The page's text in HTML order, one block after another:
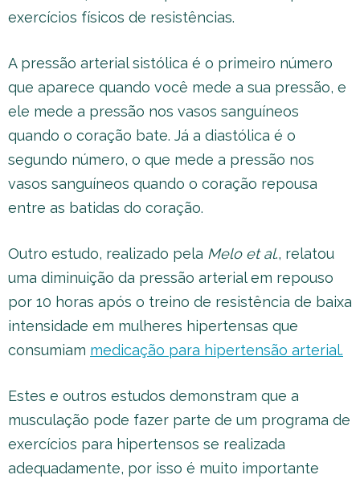
exercícios físicos de resistências.
A pressão arterial sistólica é o primeiro número
que aparece quando você mede a sua pressão, e
ele mede a pressão nos vasos sanguíneos
quando o coração bate. Já a diastólica é o
segundo número, o que mede a pressão nos
vasos sanguíneos quando o coração repousa
entre as batidas do coração.
Outro estudo, realizado pela Melo et al., relatou
uma diminuição da pressão arterial em repouso
por 10 horas após o treino de resistência de baixa
intensidade em mulheres hipertensas que
consumiam medicação para hipertensão arterial.
Estes e outros estudos demonstram que a
musculação pode fazer parte de um programa de
exercícios para hipertensos se realizada
adequadamente, por isso é muito importante